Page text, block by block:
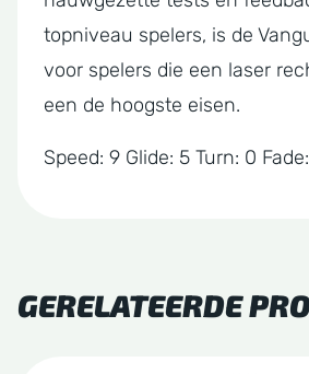
topniveau spelers, is de
voor spelers die een laser
een de hoogste eisen.
Speed: 9 Glide: 5 Turn: 0
GERELATEERDE